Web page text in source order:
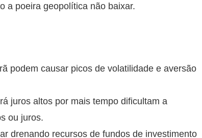
a poeira geopolítica não baixar.
podem causar picos de volatilidade e aversão
juros altos por mais tempo dificultam a
ou juros.
drenando recursos de fundos de investimento